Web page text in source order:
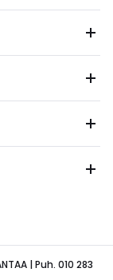
| Puh. 010 283